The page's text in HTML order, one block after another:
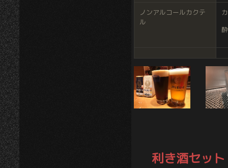
ノンアルコールカクテ
ル
利き酒セット